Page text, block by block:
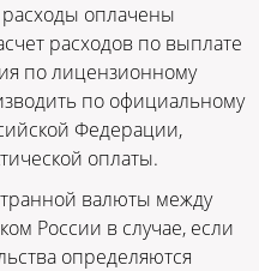
оплачены
расходов по выплате
по лицензионному
по официальному
Федерации,
оплаты.
валюты между
России в случае, если
определяются